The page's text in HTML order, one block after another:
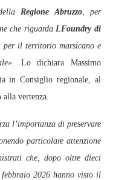
Regione Abruzzo, per
che riguarda LFoundry di
per il territorio marsicano e
. Lo dichiara Massimo
in Consiglio regionale, al
vertenza.
l’importanza di preservare
particolare attenzione
che, dopo oltre dieci
2026 hanno visto il